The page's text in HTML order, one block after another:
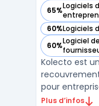
65%Logiciels
— voir Kolecto
60%Logiciels
— voir
60%Logiciel
— voir Kolecto
Kolecto est
pour
suivi des
Plus d’infos